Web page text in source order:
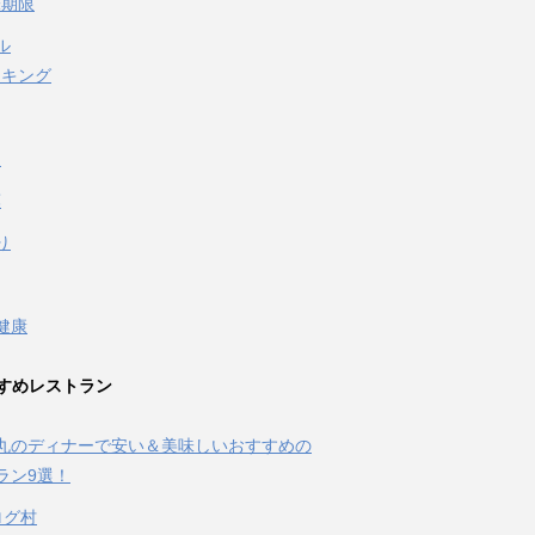
ング
康
めレストラン
のディナーで安い＆美味しいおすすめの
ン9選！
グ村